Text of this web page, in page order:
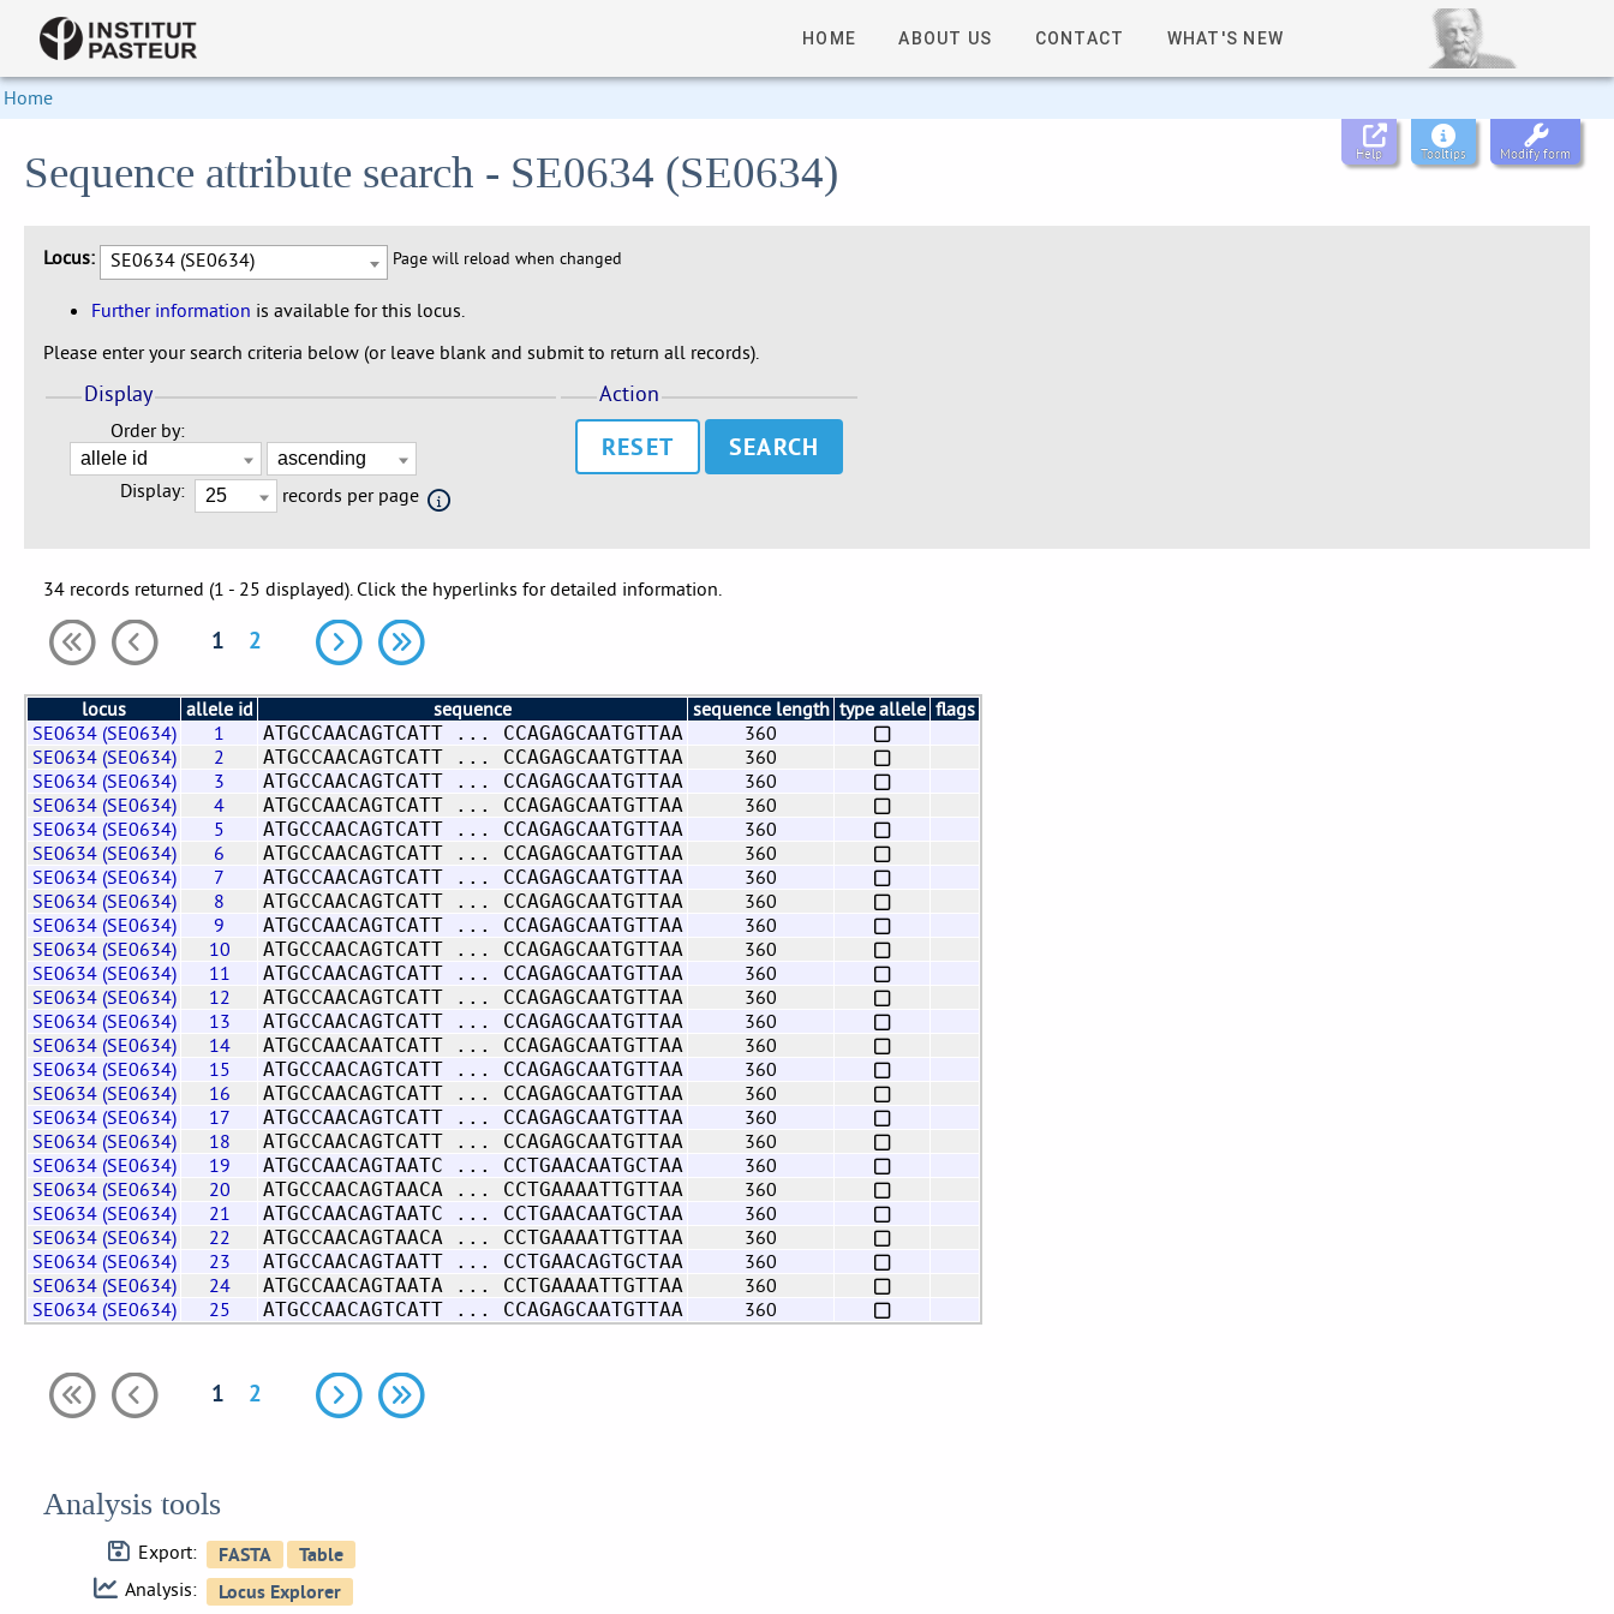
HOME ABOUT US CONTACT WHAT'S NEW
Home
Help Tooltips Modify form
Sequence attribute search - SE0634 (SE0634)
Locus: SE0634 (SE0634) Page will reload when changed
Further information is available for this locus.
Please enter your search criteria below (or leave blank and submit to return all records).
Display
Order by:
Display: records per page
Action
RESET
34 records returned (1 - 25 displayed). Click the hyperlinks for detailed information.
1 2
locus allele id sequence sequence length type allele flags
SE0634 (SE0634)
1 ATGCCAACAGTCATT ... CCAGAGCAATGTTAA
360
SE0634 (SE0634)
2 ATGCCAACAGTCATT ... CCAGAGCAATGTTAA
360
SE0634 (SE0634)
3 ATGCCAACAGTCATT ... CCAGAGCAATGTTAA
360
SE0634 (SE0634)
4 ATGCCAACAGTCATT ... CCAGAGCAATGTTAA
360
SE0634 (SE0634)
5 ATGCCAACAGTCATT ... CCAGAGCAATGTTAA
360
SE0634 (SE0634)
6 ATGCCAACAGTCATT ... CCAGAGCAATGTTAA
360
SE0634 (SE0634)
7 ATGCCAACAGTCATT ... CCAGAGCAATGTTAA
360
SE0634 (SE0634)
8 ATGCCAACAGTCATT ... CCAGAGCAATGTTAA
360
SE0634 (SE0634)
9 ATGCCAACAGTCATT ... CCAGAGCAATGTTAA
360
SE0634 (SE0634)
10 ATGCCAACAGTCATT ... CCAGAGCAATGTTAA
360
SE0634 (SE0634)
11 ATGCCAACAGTCATT ... CCAGAGCAATGTTAA
360
SE0634 (SE0634)
12 ATGCCAACAGTCATT ... CCAGAGCAATGTTAA
360
SE0634 (SE0634)
13 ATGCCAACAGTCATT ... CCAGAGCAATGTTAA
360
SE0634 (SE0634)
14 ATGCCAACAATCATT ... CCAGAGCAATGTTAA
360
SE0634 (SE0634)
15 ATGCCAACAGTCATT ... CCAGAGCAATGTTAA
360
SE0634 (SE0634)
16 ATGCCAACAGTCATT ... CCAGAGCAATGTTAA
360
SE0634 (SE0634)
17 ATGCCAACAGTCATT ... CCAGAGCAATGTTAA
360
SE0634 (SE0634)
18 ATGCCAACAGTCATT ... CCAGAGCAATGTTAA
360
SE0634 (SE0634)
19 ATGCCAACAGTAATC ... CCTGAACAATGCTAA
360
SE0634 (SE0634)
20 ATGCCAACAGTAACA ... CCTGAAAATTGTTAA
360
SE0634 (SE0634)
21 ATGCCAACAGTAATC ... CCTGAACAATGCTAA
360
SE0634 (SE0634)
22 ATGCCAACAGTAACA ... CCTGAAAATTGTTAA
360
SE0634 (SE0634)
23 ATGCCAACAGTAATT ... CCTGAACAGTGCTAA
360
SE0634 (SE0634)
24 ATGCCAACAGTAATA ... CCTGAAAATTGTTAA
360
SE0634 (SE0634)
25 ATGCCAACAGTCATT ... CCAGAGCAATGTTAA 360
1 2
Analysis tools
Export:
Analysis: